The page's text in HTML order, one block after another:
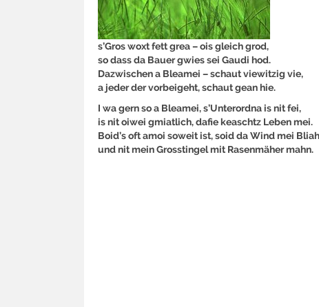
s’Gros woxt fett grea – ois gleich grod,
so dass da Bauer gwies sei Gaudi hod.
Dazwischen a Bleamei – schaut viewitzig vie,
a jeder der vorbeigeht, schaut gean hie.
I wa gern so a Bleamei, s’Unterordna is nit fei,
is nit oiwei gmiatlich, dafie keaschtz Leben mei.
Boid’s oft amoi soweit ist, soid da Wind mei
und nit mein Grosstingel mit Rasenmäher mahn.